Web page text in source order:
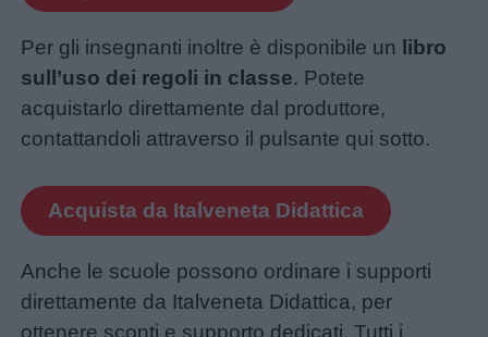
Per gli insegnanti inoltre è disponibile un
libro
sull’uso dei regoli in classe. Potete
acquistarlo direttamente dal produttore,
contattandoli attraverso il pulsante qui sotto.
Acquista da Italveneta Didattica
Anche le scuole possono ordinare i supporti
direttamente da Italveneta Didattica, per
ottenere sconti e supporto dedicati. Tutti i